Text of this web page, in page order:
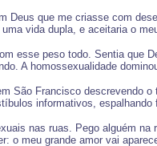
Deus que me criasse com
vida dupla, e aceitaria o
esse peso todo. Sentia que
A homossexualidade
São Francisco descrevendo
informativos,
nas ruas. Pego alguém
o meu grande amor vai